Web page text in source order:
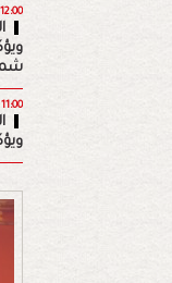
12:00
11:00